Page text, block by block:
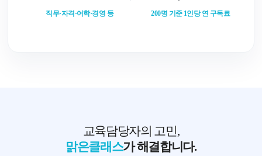
직무·자격·어학·경영 등 200명 기준 1인당 연 구독료
교육담당자의 고민,
맑은클래스가 해결합니다.